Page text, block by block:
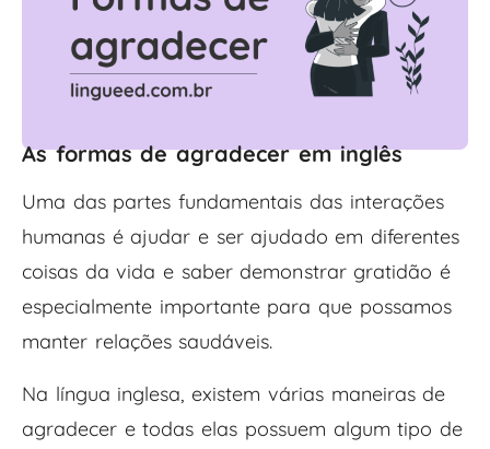
As formas de agradecer em inglês
Uma das partes fundamentais das interações
humanas é ajudar e ser ajudado em diferentes
coisas da vida e saber demonstrar gratidão é
especialmente importante para que possamos
manter relações saudáveis.
Na língua inglesa, existem várias maneiras de
agradecer e todas elas possuem algum tipo de